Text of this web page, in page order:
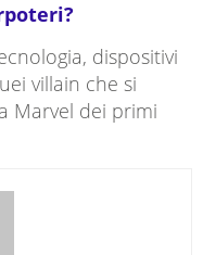
dispositivi
villain che si
Marvel dei primi